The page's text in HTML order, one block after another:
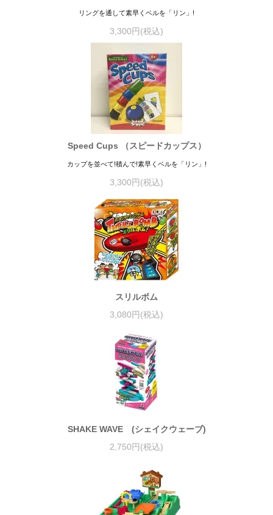
リングを通して素早くベルを「リン」!
3,300円(税込)
Speed Cups （スピードカップス）
カップを並べて!積んで!素早くベルを「リン」!
3,300円(税込)
スリルボム
3,080円(税込)
SHAKE WAVE (シェイクウェーブ)
2,750円(税込)